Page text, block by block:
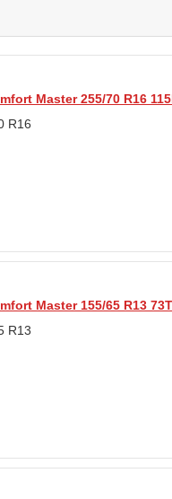
Master 255/70 R16
R16
Master 155/65 R13 73T
R13